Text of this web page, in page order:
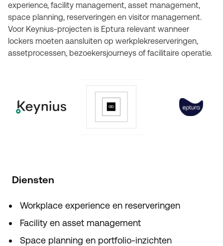
experience, facility management, asset management,
space planning, reserveringen en visitor management.
Voor Keynius-projecten is Eptura relevant wanneer
lockers moeten aansluiten op werkplekreserveringen,
assetprocessen, bezoekersjourneys of facilitaire operatie.
Diensten
Workplace experience en reserveringen
Facility en asset management
Space planning en portfolio-inzichten